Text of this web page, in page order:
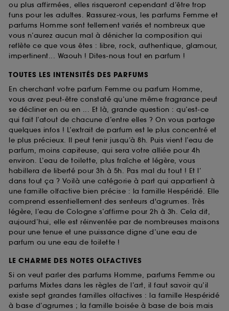
ou plus affirmées, elles risqueront cependant d’être trop
funs pour les adultes. Rassurez-vous, les parfums Femme et
parfums Homme sont tellement variés et nombreux que
vous n’aurez aucun mal à dénicher la composition qui
reflète ce que vous êtes : libre, rock, authentique, glamour,
impertinent... Waouh ! Dites-nous tout en parfum !
TOUTES LES INTENSITÉS DES PARFUMS
En cherchant votre parfum Femme ou parfum Homme,
vous avez peut-être constaté qu’une même fragrance peut
se décliner en ou en ... Et là, grande question : qu’est-ce
qui fait l’atout de chacune d’entre elles ? On vous partage
quelques infos ! L’extrait de parfum est le plus concentré et
le plus précieux. Il peut tenir jusqu’à 8h. Puis vient l’eau de
parfum, moins capiteuse, qui sera votre alliée pour 4h
environ. L’eau de toilette, plus fraîche et légère, vous
habillera de liberté pour 3h à 5h. Pas mal du tout ! Et l’
dans tout ça ? Voilà une catégorie à part qui appartient à
une famille olfactive bien précise : la famille Hespéridé. Elle
comprend essentiellement des senteurs d'agrumes. Très
légère, l’eau de Cologne s’affirme pour 2h à 3h. Cela dit,
aujourd’hui, elle est réinventée par de nombreuses maisons
pour une tenue et une puissance digne d’une eau de
parfum ou une eau de toilette !
LE CHARME DES NOTES OLFACTIVES
Si on veut parler des parfums Homme, parfums Femme ou
parfums Mixtes dans les règles de l’art, il faut savoir qu’il
existe sept grandes familles olfactives : la famille Hespéridé
à base d’agrumes ; la famille boisée à base de bois mais